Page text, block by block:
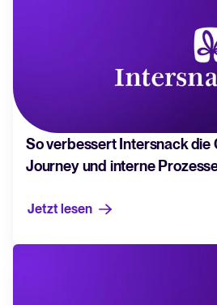
So verbessert Intersnack die
Journey und interne
Jetzt lesen